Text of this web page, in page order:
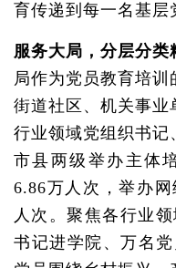
育传递到每一名基层
服务大局，分层分类
局作为党员教育培训
街道社区、机关事业
行业领域党组织书记
市县两级举办主体
6.86万人次，举办
人次。聚焦各行业
书记进学院、万名